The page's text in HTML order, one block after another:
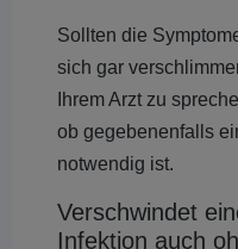
Sollten die
sich gar
Ihrem Arzt zu
ob gegebenenfalls
notwendig ist.
Verschwindet
Infektion auch